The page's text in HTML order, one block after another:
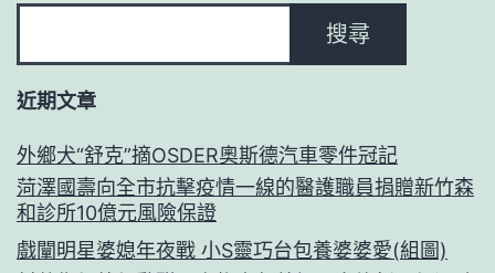
搜尋
近期文章
外鄉犬“舒克”摘OSDER奧斯德汽車零件冠記
菏澤國壽向全市抗擊疫情一線的醫護職員捐贈新竹森
和診所10億元風險保證
戲闡明星婆媳年夜戰 小S靈巧台包養婆婆愛(組圖)